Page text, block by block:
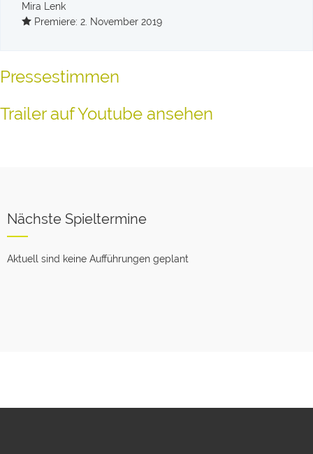
Mira Lenk
Premiere: 2. November 2019
Pressestimmen
Trailer auf Youtube ansehen
Nächste Spieltermine
Aktuell sind keine Aufführungen geplant